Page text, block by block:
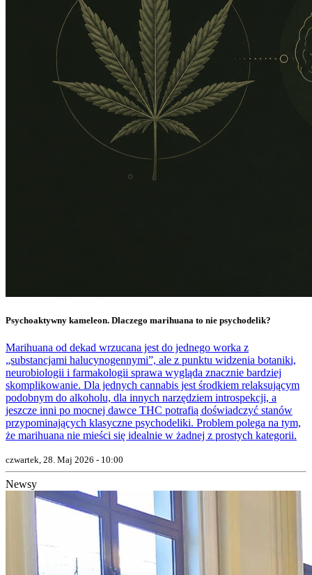
Psychoaktywny kameleon. Dlaczego marihuana to nie psychodelik?
Marihuana od dekad wrzucana jest do jednego worka z
„substancjami halucynogennymi”, ale z punktu widzenia botaniki,
neurobiologii i farmakologii sprawa wygląda znacznie bardziej
skomplikowanie. Dla jednych cannabis jest środkiem relaksującym
podobnym do alkoholu, dla innych narzędziem introspekcji, a
jeszcze inni po mocnej dawce THC potrafią doświadczyć stanów
przypominających klasyczne psychodeliki. Problem polega na tym,
że marihuana nie mieści się idealnie w żadnej z prostych kategorii.
czwartek, 28. Maj 2026 - 10:00
Newsy